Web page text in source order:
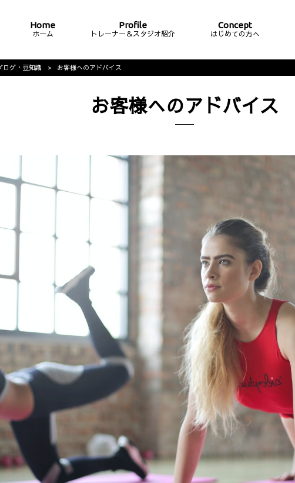
Home
ホーム
Profile
トレーナー＆スタジオ紹介
Concept
はじめての方へ
ログ・豆知識 > お客様へのアドバイス
お客様へのアドバイス